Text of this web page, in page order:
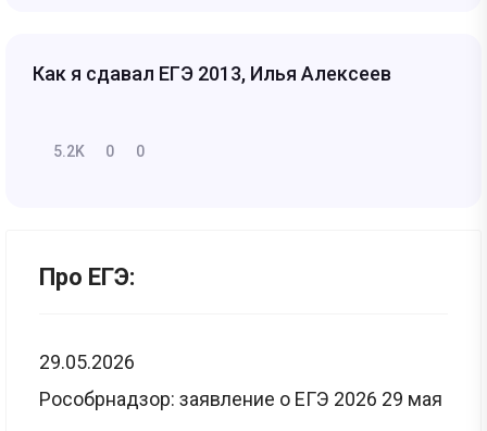
Как я сдавал ЕГЭ 2013, Илья Алексеев
5.2K 0 0
Про ЕГЭ:
29.05.2026
Рособрнадзор: заявление о ЕГЭ 2026 29 мая